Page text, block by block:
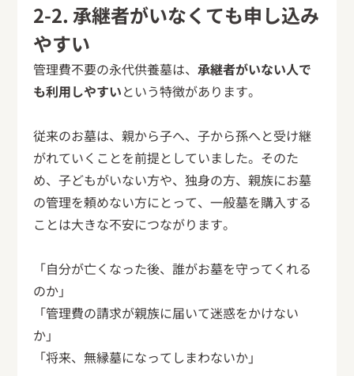
2-2. 承継者がいなくても申し込み
やすい
管理費不要の永代供養墓は、承継者がいない人で
も利用しやすいという特徴があります。
従来のお墓は、親から子へ、子から孫へと受け継
がれていくことを前提としていました。そのた
め、子どもがいない方や、独身の方、親族にお墓
の管理を頼めない方にとって、一般墓を購入する
ことは大きな不安につながります。
「自分が亡くなった後、誰がお墓を守ってくれる
のか」
「管理費の請求が親族に届いて迷惑をかけない
か」
「将来、無縁墓になってしまわないか」